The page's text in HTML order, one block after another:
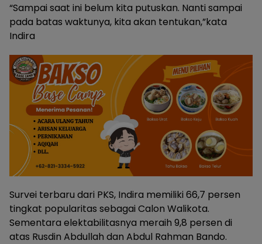
“Sampai saat ini belum kita putuskan. Nanti sampai
pada batas waktunya, kita akan tentukan,”kata
Indira
Survei terbaru dari PKS, Indira memiliki 66,7 persen
tingkat popularitas sebagai Calon Walikota.
Sementara elektabilitasnya meraih 9,8 persen di
atas Rusdin Abdullah dan Abdul Rahman Bando.